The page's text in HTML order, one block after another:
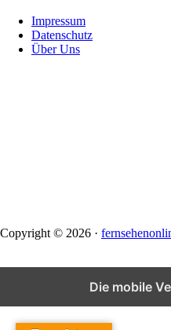
FooterImpressum
Datenschutz
Über Uns
Copyright © 2026 ·
Die mobile